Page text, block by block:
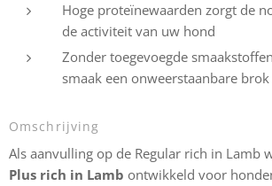
Hoge proteïnewaarden zorgt de
de activiteit van uw hond
Zonder toegevoegde
smaak een onweerstaanbare brok
Omschrijving
Als aanvulling op de Regular rich in Lamb
Plus rich in Lamb ontwikkeld voor